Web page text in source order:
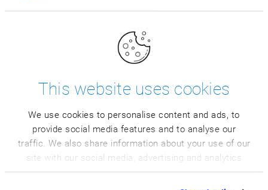
This website uses cookies
We use cookies to personalise content and ads, to
provide social media features and to analyse our
traffic. We also share information about your use of our
site with our social media, advertising and analytics
partners who may combine it with other information
that you’ve provided to them or that they’ve collected